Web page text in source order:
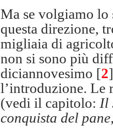
Ma se volgiamo lo
questa direzione,
migliaia di
non si sono più
diciannovesimo [2
l’introduzione. Le
(vedi il capitolo: Il
conquista del pane